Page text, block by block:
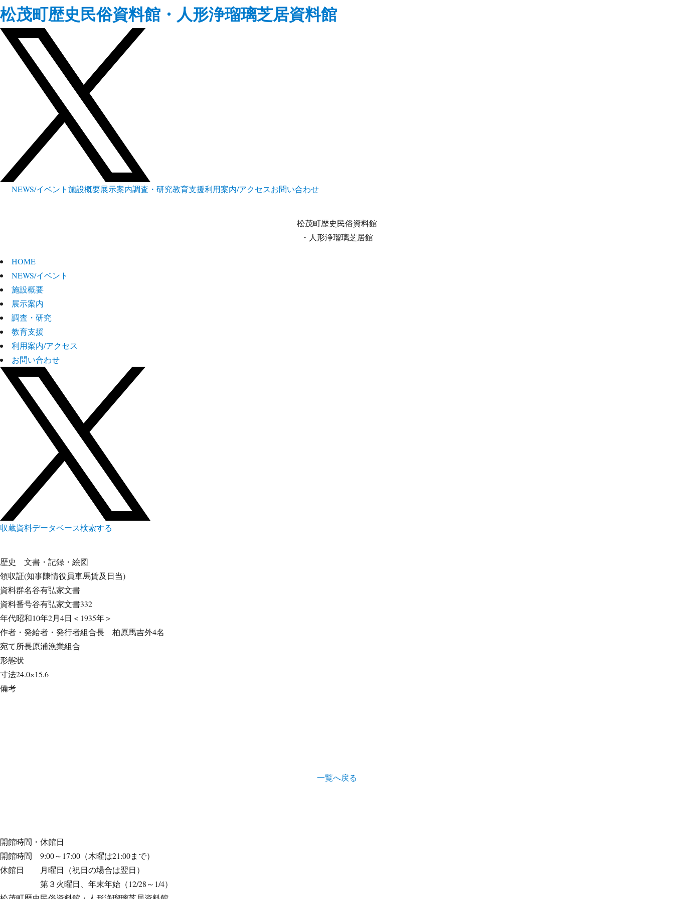
松茂町歴史民俗資料館・人形浄瑠璃芝居資料館
NEWS/イベント施設概要展示案内調査・研究教育支援利用案内/アクセスお問い合わせ
松茂町歴史民俗資料館
・人形浄瑠璃芝居館
HOME
NEWS/イベント
施設概要
展示案内
調査・研究
教育支援
利用案内/アクセス
お問い合わせ
収蔵資料データベース検索する
歴史 文書・記録・絵図
領収証(知事陳情役員車馬賃及日当)
資料群名谷有弘家文書
資料番号谷有弘家文書332
年代昭和10年2月4日＜1935年＞
作者・発給者・発行者組合長 柏原馬吉外4名
宛て所長原浦漁業組合
形態状
寸法24.0×15.6
備考
一覧へ戻る
開館時間・休館日
開館時間 9:00～17:00（木曜は21:00まで）
休館日 月曜日（祝日の場合は翌日）
第３火曜日、年末年始（12/28～1/4）